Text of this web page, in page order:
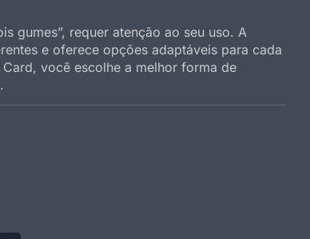
gumes”, requer atenção ao seu uso. A
e oferece opções adaptáveis para cada
você escolhe a melhor forma de